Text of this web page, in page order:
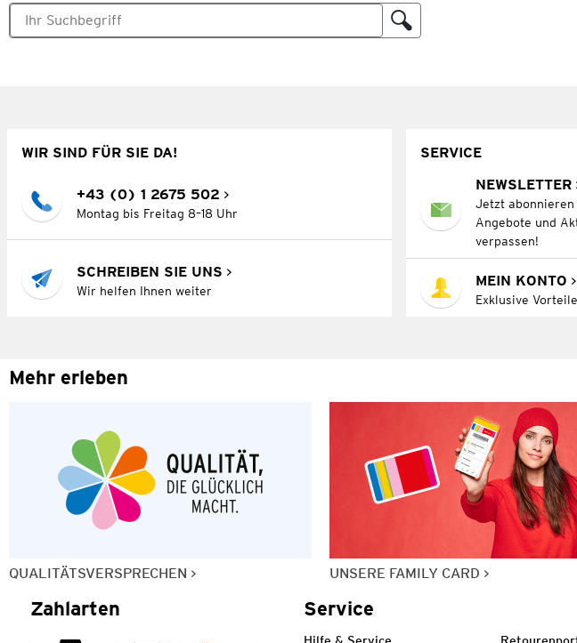
WIR SIND FÜR SIE DA!
+43 (0) 1 2675 502
Montag bis Freitag 8–18 Uhr
SCHREIBEN SIE UNS
Wir helfen Ihnen weiter
SERVICE
NEWSLETTER
Jetzt abonnieren
Angebote und
verpassen!
MEIN KONTO
Exklusive
Mehr erleben
QUALITÄTSVERSPRECHEN UNSERE FAMILY CARD
Zahlarten Service